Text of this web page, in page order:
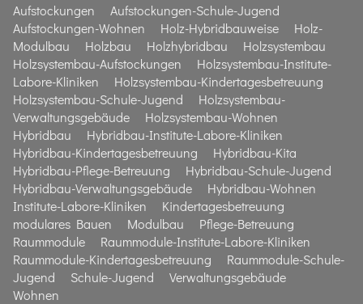
Aufstockungen
Aufstockungen-Schule-Jugend
Aufstockungen-Wohnen
Holz-Hybridbauweise
Holz-
Modulbau
Holzbau Holzhybridbau
Holzsystembau
Holzsystembau-Aufstockungen
Holzsystembau-Institute-
Labore-Kliniken
Holzsystembau-Kindertagesbetreuung
Holzsystembau-Schule-Jugend
Holzsystembau-
Verwaltungsgebäude
Holzsystembau-Wohnen
Hybridbau
Hybridbau-Institute-Labore-Kliniken
Hybridbau-Kindertagesbetreuung
Hybridbau-Kita
Hybridbau-Pflege-Betreuung
Hybridbau-Schule-Jugend
Hybridbau-Verwaltungsgebäude
Hybridbau-Wohnen
Institute-Labore-Kliniken
Kindertagesbetreuung
modulares Bauen
Modulbau
Pflege-Betreuung
Raummodule
Raummodule-Institute-Labore-Kliniken
Raummodule-Kindertagesbetreuung
Raummodule-Schule-
Jugend
Schule-Jugend
Verwaltungsgebäude
Wohnen